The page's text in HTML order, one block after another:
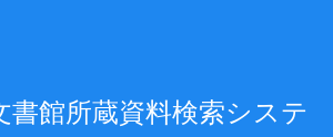
書館所蔵資料検索システ